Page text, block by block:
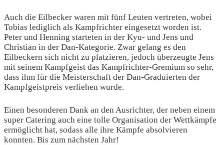
Auch die Eilbecker waren mit fünf Leuten vertreten, wobei
Tobias lediglich als Kampfrichter eingesetzt worden ist.
Peter und Henning starteten in der Kyu- und Jens und
Christian in der Dan-Kategorie. Zwar gelang es den
Eilbeckern sich nicht zu platzieren, jedoch überzeugte Jens
mit seinem Kampfgeist das Kampfrichter-Gremium so sehr,
dass ihm für die Meisterschaft der Dan-Graduierten der
Kampfgeistpreis verliehen wurde.
Einen besonderen Dank an den Ausrichter, der neben einem
super Catering auch eine tolle Organisation der Wettkämpfe
ermöglicht hat, sodass alle ihre Kämpfe absolvieren
konnten. Bis zum nächsten Jahr!